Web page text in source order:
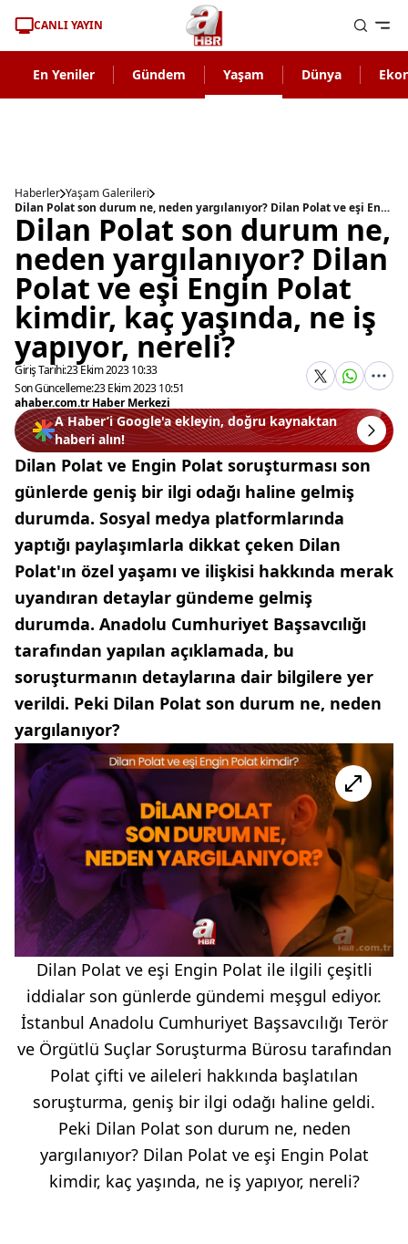
CANLI YAYIN
En Yeniler Gündem Yaşam Dünya
Haberler Yaşam Galerileri
Dilan Polat son durum ne, neden yargılanıyor? Dilan Polat ve eşi Engin Polat kimdir, kaç yaşında, ne iş yapıyor, nereli?
Dilan Polat son durum ne,
neden yargılanıyor? Dilan
Polat ve eşi Engin Polat
kimdir, kaç yaşında, ne iş
yapıyor, nereli?
Giriş Tarihi:23 Ekim 2023 10:33
Son Güncelleme:23 Ekim 2023 10:51
ahaber.com.tr Haber Merkezi
A Haber’i Google'a ekleyin, doğru kaynaktan
haberi alın!
Dilan Polat ve Engin Polat soruşturması son
günlerde geniş bir ilgi odağı haline gelmiş
durumda. Sosyal medya platformlarında
yaptığı paylaşımlarla dikkat çeken Dilan
Polat'ın özel yaşamı ve ilişkisi hakkında merak
uyandıran detaylar gündeme gelmiş
durumda. Anadolu Cumhuriyet Başsavcılığı
tarafından yapılan açıklamada, bu
soruşturmanın detaylarına dair bilgilere yer
verildi. Peki Dilan Polat son durum ne, neden
yargılanıyor?
Dilan Polat ve eşi Engin Polat ile ilgili çeşitli
iddialar son günlerde gündemi meşgul ediyor.
İstanbul Anadolu Cumhuriyet Başsavcılığı Terör
ve Örgütlü Suçlar Soruşturma Bürosu tarafından
Polat çifti ve aileleri hakkında başlatılan
soruşturma, geniş bir ilgi odağı haline geldi.
Peki Dilan Polat son durum ne, neden
yargılanıyor? Dilan Polat ve eşi Engin Polat
kimdir, kaç yaşında, ne iş yapıyor, nereli?